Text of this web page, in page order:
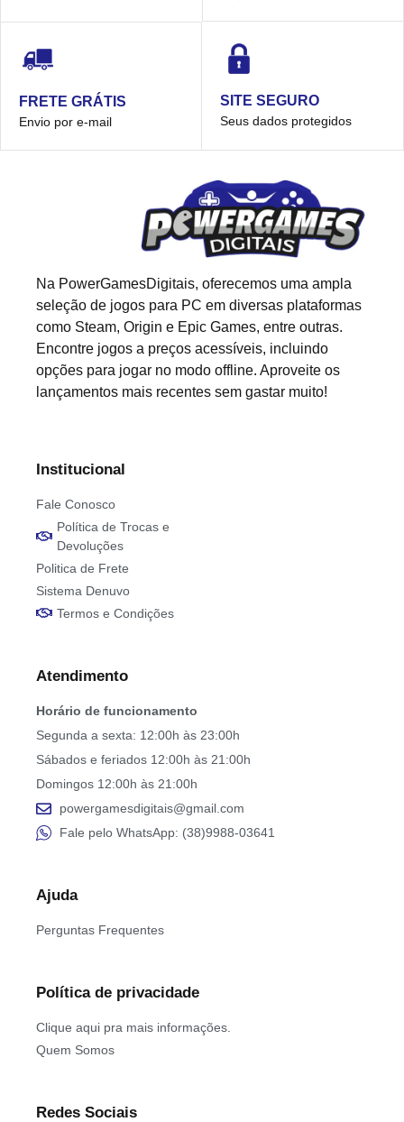
FRETE GRÁTIS
Envio por e-mail
SITE SEGURO
Seus dados protegidos
Na PowerGamesDigitais, oferecemos uma ampla
seleção de jogos para PC em diversas plataformas
como Steam, Origin e Epic Games, entre outras.
Encontre jogos a preços acessíveis, incluindo
opções para jogar no modo offline. Aproveite os
lançamentos mais recentes sem gastar muito!
Institucional
Fale Conosco
Política de Trocas e
Devoluções
Politica de Frete
Sistema Denuvo
Termos e Condições
Atendimento
Horário de funcionamento
Segunda a sexta: 12:00h às 23:00h
Sábados e feriados 12:00h às 21:00h
Domingos 12:00h às 21:00h
powergamesdigitais@gmail.com
Fale pelo WhatsApp: (38)9988-03641
Ajuda
Perguntas Frequentes
Política de privacidade
Clique aqui pra mais informações.
Quem Somos
Redes Sociais